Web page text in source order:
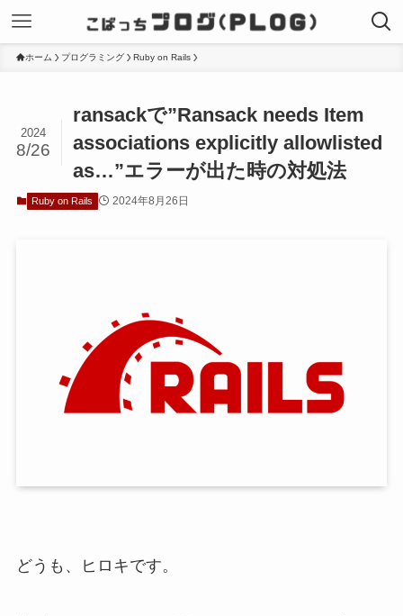
ホーム プログラミング Ruby on Rails
ransackで”Ransack needs Item
associations explicitly allowlisted
as…”エラーが出た時の対処法
2024
8/26
Ruby on Rails 2024年8月26日
どうも、ヒロキです。